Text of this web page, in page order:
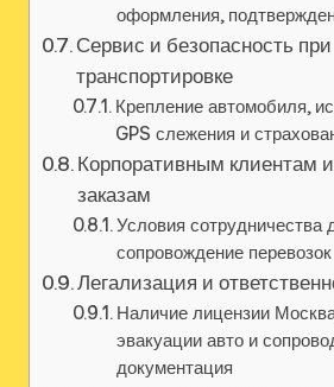
оформления,
Сервис и безопасность при
транспортировке
Крепление автомобиля,
GPS слежения и
Корпоративным клиентам
заказам
Условия сотрудничества
сопровождение перевозок
Легализация и
Наличие лицензии
эвакуации авто и
документация